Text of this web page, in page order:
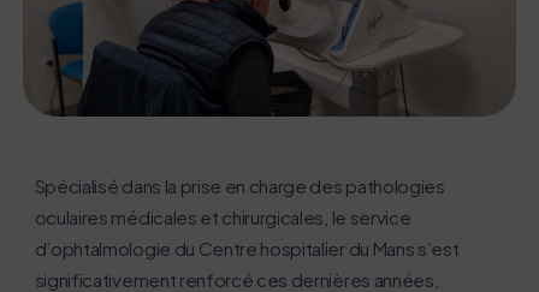
Spécialisé dans la prise en charge des pathologies
oculaires médicales et chirurgicales, le service
d’ophtalmologie du Centre hospitalier du Mans s’est
significativement renforcé ces dernières années,